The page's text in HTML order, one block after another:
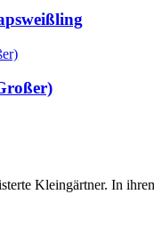
Kleingärtner. In